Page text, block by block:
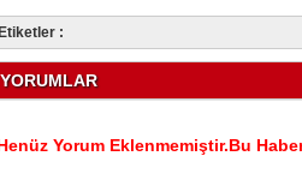
Etiketler :
YORUMLAR
Yorum Eklenmemiştir.Bu